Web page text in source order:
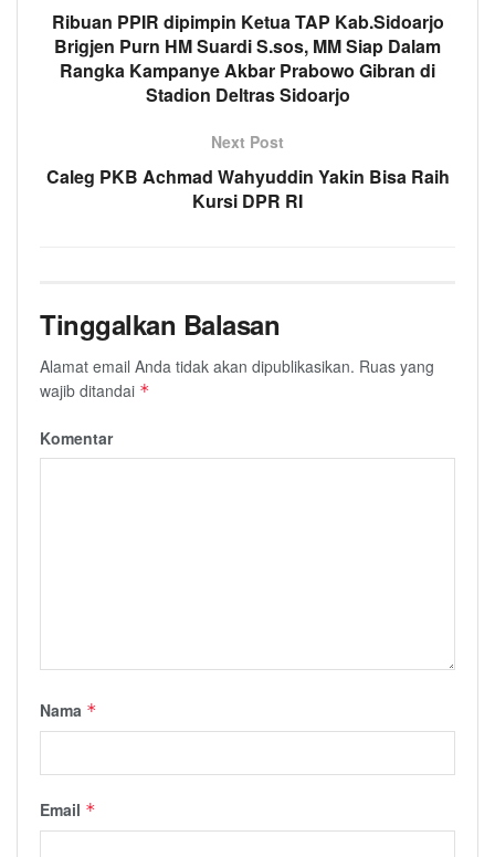
Ribuan PPIR dipimpin Ketua TAP Kab.Sidoarjo
Brigjen Purn HM Suardi S.sos, MM Siap Dalam
Rangka Kampanye Akbar Prabowo Gibran di
Stadion Deltras Sidoarjo
Next Post
Caleg PKB Achmad Wahyuddin Yakin Bisa Raih
Kursi DPR RI
Tinggalkan Balasan
Alamat email Anda tidak akan dipublikasikan. Ruas yang
wajib ditandai *
Komentar
Nama *
Email *